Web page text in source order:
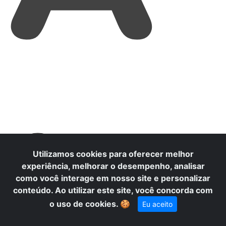
Utilizamos cookies para oferecer melhor
experiência, melhorar o desempenho, analisar
como você interage em nosso site e personalizar
conteúdo. Ao utilizar este site, você concorda com
o uso de cookies. 🍪 Eu aceito